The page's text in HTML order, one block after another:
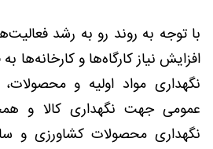
با توجه به روند رو به رشد
افزایش نیاز کارگاه‌ها و کارخانه‌ها
نگهداری مواد اولیه و محصولات،
عمومی جهت نگهداری کالا و
نگهداری محصولات کشاورزی و